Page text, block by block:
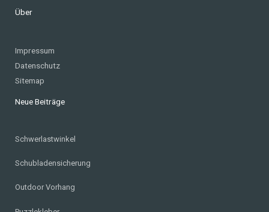
Über
Impressum
Datenschutz
Sitemap
Neue Beiträge
Schwerlastwinkel
Schubladensicherung
Outdoor Vorhang